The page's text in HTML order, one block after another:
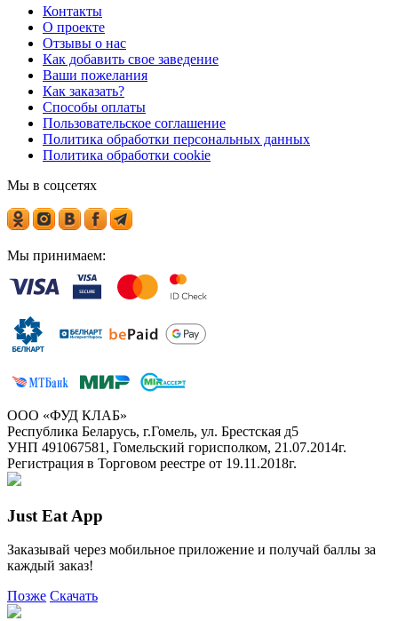
Контакты
О проекте
Отзывы о нас
Как добавить свое заведение
Ваши пожелания
Как заказать?
Способы оплаты
Пользовательское соглашение
Политика обработки персональных данных
Политика обработки cookie
Мы в соцсетях
Мы принимаем:
ООО «ФУД КЛАБ»
Республика Беларусь, г.Гомель, ул. Брестская д5
УНП 491067581, Гомельский горисполком, 21.07.2014г.
Регистрация в Торговом реестре от 19.11.2018г.
Just Eat App
Заказывай через мобильное приложение и получай баллы за
каждый заказ!
Позже Скачать